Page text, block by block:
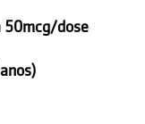
50mcg/dose